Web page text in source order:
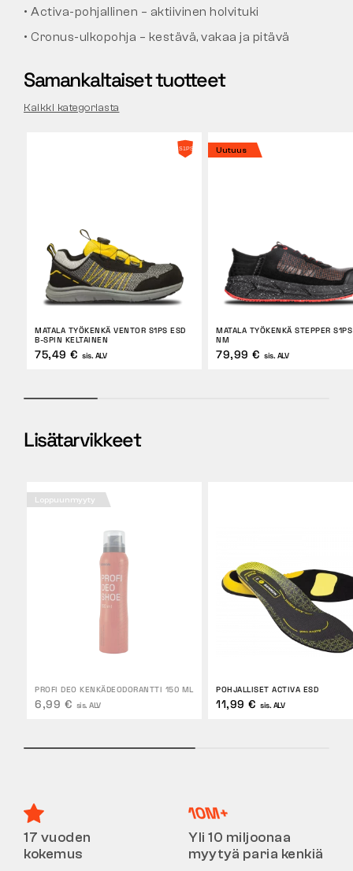
• Activa-pohjallinen – aktiivinen holvituki
• Cronus-ulkopohja – kestävä, vakaa ja pitävä
Samankaltaiset tuotteet
Kaikki kategoriasta
MATALA TYÖKENKÄ VENTOR S1PS ESD
B-SPIN KELTAINEN
75,49 € sis. ALV
Uutuus
MATALA TYÖKENKÄ STEPPER
NM
79,99 € sis. ALV
Lisätarvikkeet
Loppuunmyyty
PROFI DEO KENKÄDEODORANTTI 150 ML
6,99 € sis. ALV
POHJALLISET ACTIVA ESD
11,99 € sis. ALV
17 vuoden
kokemus
Yli 10 miljoonaa
myytyä paria kenkiä